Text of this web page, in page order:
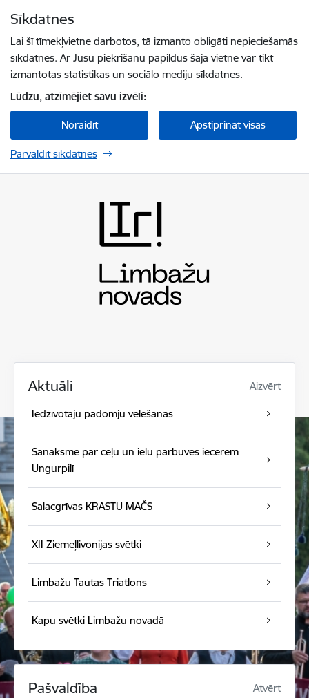
Sīkdatnes
Lai šī tīmekļvietne darbotos, tā izmanto obligāti nepieciešamās
sīkdatnes. Ar Jūsu piekrišanu papildus šajā vietnē var tikt
izmantotas statistikas un sociālo mediju sīkdatnes.
Lūdzu, atzīmējiet savu izvēli:
Noraidīt Apstiprināt visas
Pārvaldīt sīkdatnes
Aktuāli Aizvērt
Iedzīvotāju padomju vēlēšanas
Sanāksme par ceļu un ielu pārbūves iecerēm
Ungurpilī
Salacgrīvas KRASTU MAČS
XII Ziemeļlivonijas svētki
Limbažu Tautas Triatlons
Kapu svētki Limbažu novadā
Pašvaldība Atvērt